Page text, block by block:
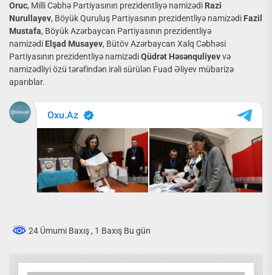
Oruc, Milli Cəbhə Partiyasının prezidentliyə namizədi Razi
Nurullayev, Böyük Quruluş Partiyasının prezidentliyə namizədi Fazil
Mustafa, Böyük Azərbaycan Partiyasının prezidentliyə
namizədi Elşad Musayev, Bütöv Azərbaycan Xalq Cəbhəsi
Partiyasının prezidentliyə namizədiQüdrət Həsənquliyevvə
namizədliyi özü tərəfindən irəli sürülən Fuad Əliyev mübarizə
aparıblar.
24 Ümumi Baxış, 1 Baxış Bu gün